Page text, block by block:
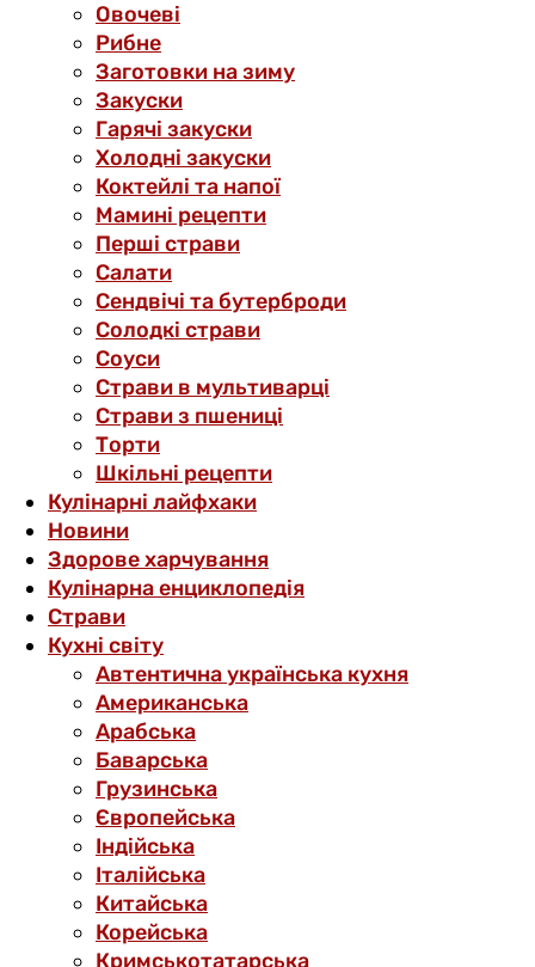
Овочеві
Рибне
Заготовки на зиму
Закуски
Гарячі закуски
Холодні закуски
Коктейлі та напої
Мамині рецепти
Перші страви
Салати
Сендвічі та бутерброди
Солодкі страви
Соуси
Страви в мультиварці
Страви з пшениці
Торти
Шкільні рецепти
Кулінарні лайфхаки
Новини
Здорове харчування
Кулінарна енциклопедія
Страви
Кухні світу
Автентична українська кухня
Американська
Арабська
Баварська
Грузинська
Європейська
Індійська
Італійська
Китайська
Корейська
Кримськотатарська